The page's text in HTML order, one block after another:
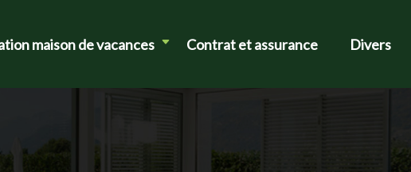
maison de vacances Contrat et assurance Divers